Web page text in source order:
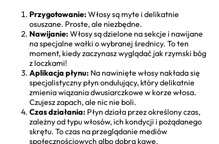
Przygotowanie: Włosy są myte i delikatnie
osuszane. Proste, ale niezbędne.
Nawijanie: Włosy są dzielone na sekcje i nawijane
na specjalne wałki o wybranej średnicy. To ten
moment, kiedy zaczynasz wyglądać jak rzymski bóg
z loczkami!
Aplikacja płynu: Na nawinięte włosy nakłada się
specjalistyczny płyn ondulujący, który delikatnie
zmienia wiązania dwusiarczkowe w korze włosa.
Czujesz zapach, ale nic nie boli.
Czas działania: Płyn działa przez określony czas,
zależny od typu włosów, ich kondycji i pożądanego
skrętu. To czas na przeglądanie mediów
społecznościowych albo dobrą kawę.